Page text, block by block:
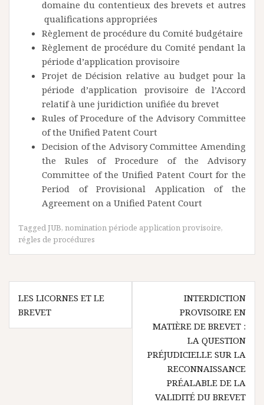
domaine du contentieux des brevets et autres
qualifications appropriées
Règlement de procédure du Comité budgétaire
Règlement de procédure du Comité pendant la
période d’application provisoire
Projet de Décision relative au budget pour la
période d’application provisoire de l’Accord
relatif à une juridiction unifiée du brevet
Rules of Procedure of the Advisory Committee
of the Unified Patent Court
Decision of the Advisory Committee Amending
the Rules of Procedure of the Advisory
Committee of the Unified Patent Court for the
Period of Provisional Application of the
Agreement on a Unified Patent Court
TaggedJUB, nomination période application provisoire,
régles de procédures
Navigation
de
l’article
LES LICORNES ET LE
BREVET
INTERDICTION
PROVISOIRE EN
MATIÈRE DE BREVET :
LA QUESTION
PRÉJUDICIELLE SUR LA
RECONNAISSANCE
PRÉALABLE DE LA
VALIDITÉ DU BREVET